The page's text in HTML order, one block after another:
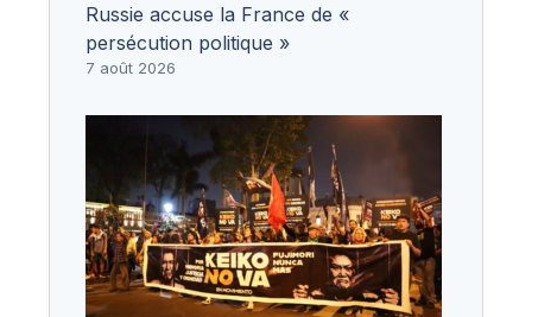
Russie accuse la France de «
persécution politique »
7 août 2026